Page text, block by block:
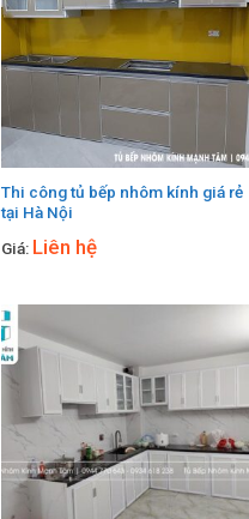
Thi công tủ bếp nhôm kính giá rẻ
tại Hà Nội
Giá: Liên hệ